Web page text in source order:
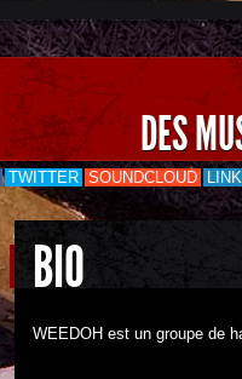
DES
TWITTER SOUNDCLOUD
BIO
WEEDOH est un groupe de